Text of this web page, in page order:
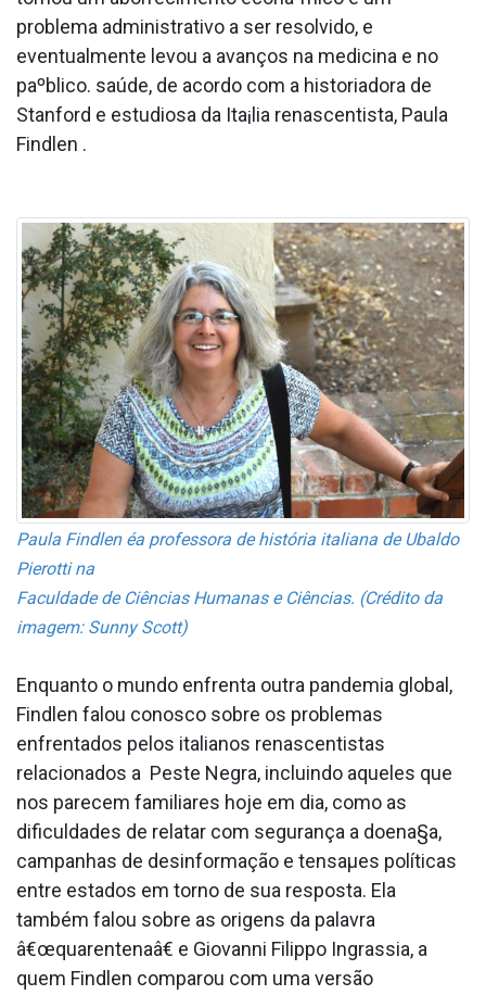
problema administrativo a ser resolvido, e
eventualmente levou a avanços na medicina e no
paºblico. saúde, de acordo com a historiadora de
Stanford e estudiosa da Ita¡lia renascentista, Paula
Findlen .
Paula Findlen éa professora de história italiana de Ubaldo
Pierotti na
Faculdade de Ciências Humanas e Ciências. (Crédito da
imagem: Sunny Scott)
Enquanto o mundo enfrenta outra pandemia global,
Findlen falou conosco sobre os problemas
enfrentados pelos italianos renascentistas
relacionados a Peste Negra, incluindo aqueles que
nos parecem familiares hoje em dia, como as
dificuldades de relatar com segurança a doena§a,
campanhas de desinformação e tensaµes políticas
entre estados em torno de sua resposta. Ela
também falou sobre as origens da palavra
â€œquarentenaâ€ e Giovanni Filippo Ingrassia, a
quem Findlen comparou com uma versão